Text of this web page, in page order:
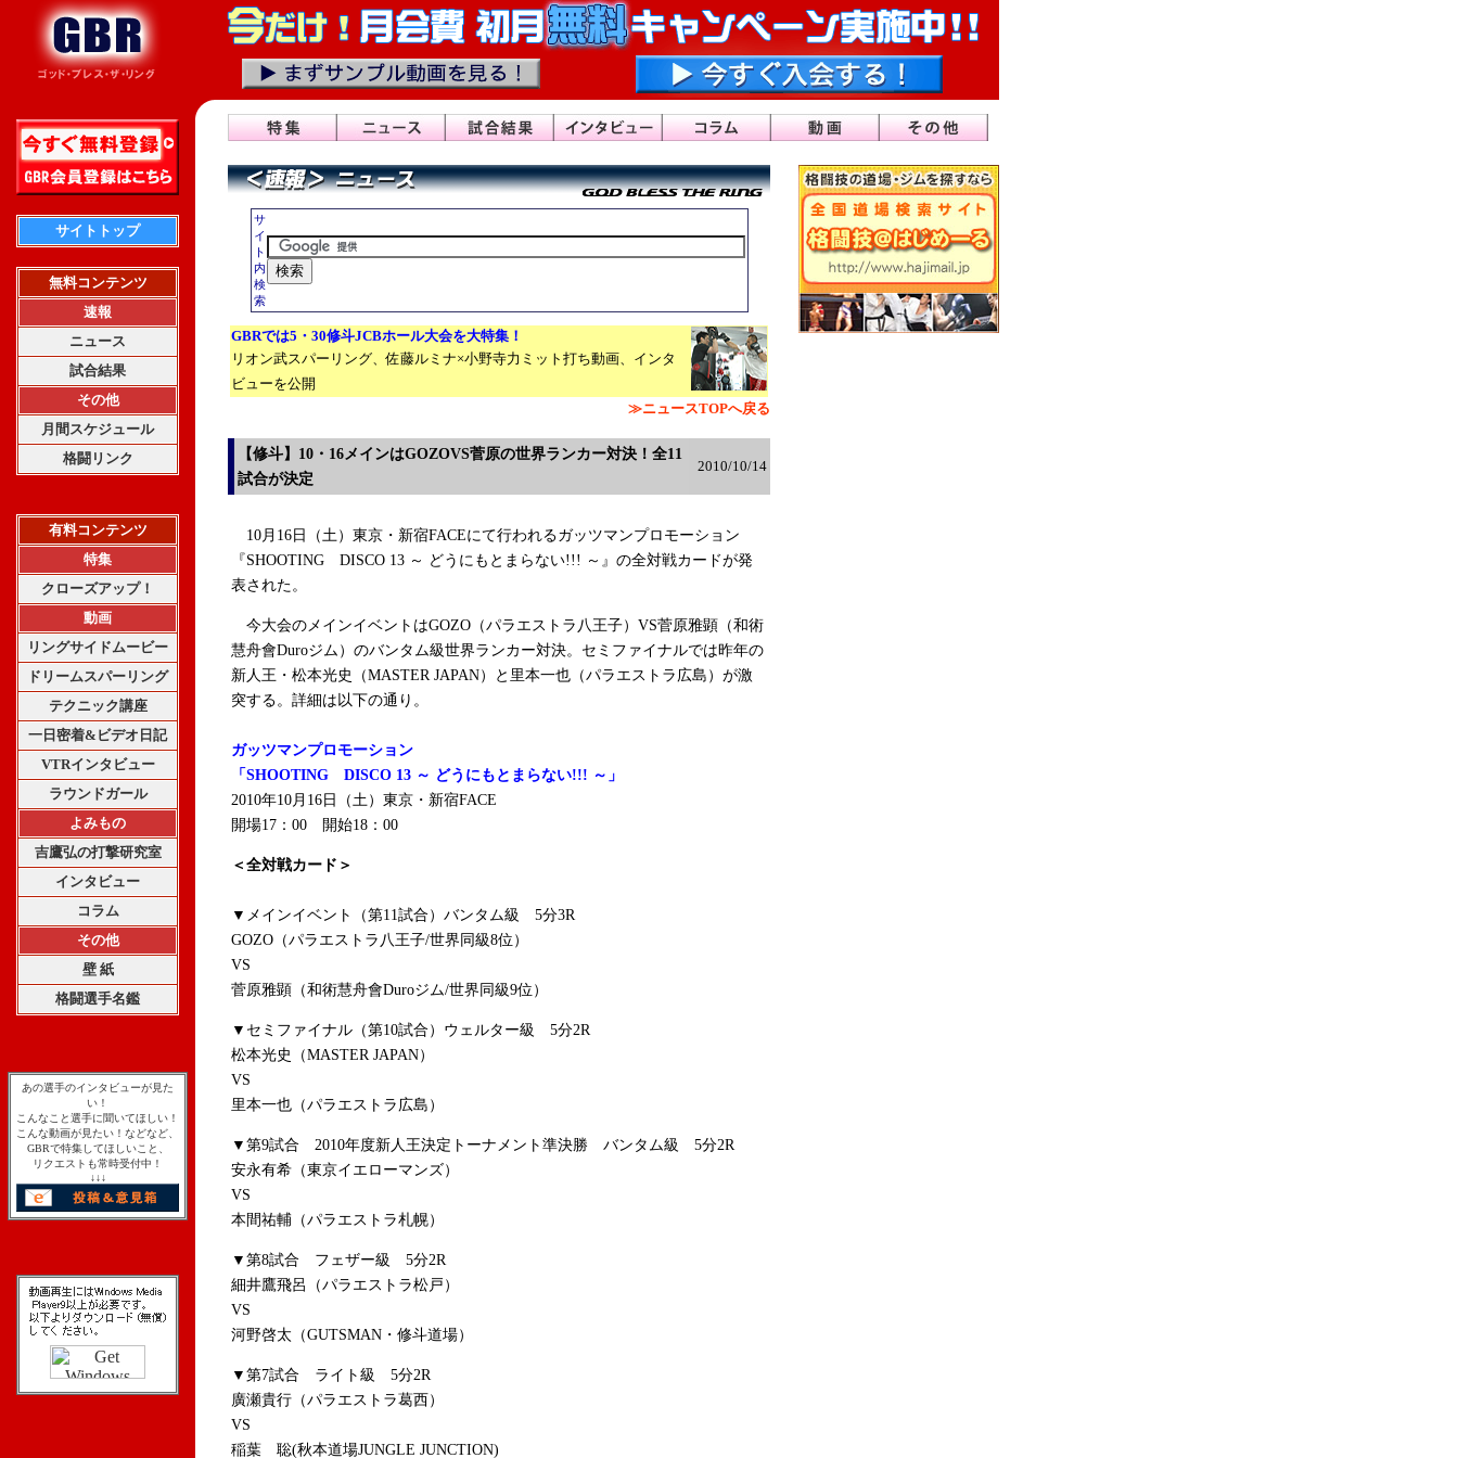
サイトトップ
無料コンテンツ
速報
ニュース
試合結果
その他
月間スケジュール
格闘リンク
有料コンテンツ
特集
クローズアップ！
動画
リングサイドムービー
ドリームスパーリング
テクニック講座
一日密着&ビデオ日記
VTRインタビュー
ラウンドガール
よみもの
吉鷹弘の打撃研究室
インタビュー
コラム
その他
壁 紙
格闘選手名鑑
あの選手のインタビューが見た
い！
こんなこと選手に聞いてほしい！
こんな動画が見たい！などなど、
GBRで特集してほしいこと、
リクエストも常時受付中！
↓↓↓
サ
イ
ト
内
検
索
GBRでは5・30修斗JCBホール大会を大特集！
リオン武スパーリング、佐藤ルミナ×小野寺力ミット打ち動画、インタ
ビューを公開
≫ニュースTOPへ戻る
【修斗】10・16メインはGOZOVS菅原の世界ランカー対決！全11
試合が決定
2010/10/14
10月16日（土）東京・新宿FACEにて行われるガッツマンプロモーション
『SHOOTING DISCO 13 ～ どうにもとまらない!!! ～』の全対戦カードが発
表された。
今大会のメインイベントはGOZO（パラエストラ八王子）VS菅原雅顕（和術
慧舟會Duroジム）のバンタム級世界ランカー対決。セミファイナルでは昨年の
新人王・松本光史（MASTER JAPAN）と里本一也（パラエストラ広島）が激
突する。詳細は以下の通り。
ガッツマンプロモーション
「SHOOTING DISCO 13 ～ どうにもとまらない!!! ～」
2010年10月16日（土）東京・新宿FACE
開場17：00 開始18：00
＜全対戦カード＞
▼メインイベント（第11試合）バンタム級 5分3R
GOZO（パラエストラ八王子/世界同級8位）
VS
菅原雅顕（和術慧舟會Duroジム/世界同級9位）
▼セミファイナル（第10試合）ウェルター級 5分2R
松本光史（MASTER JAPAN）
VS
里本一也（パラエストラ広島）
▼第9試合 2010年度新人王決定トーナメント準決勝 バンタム級 5分2R
安永有希（東京イエローマンズ）
VS
本間祐輔（パラエストラ札幌）
▼第8試合 フェザー級 5分2R
細井鷹飛呂（パラエストラ松戸）
VS
河野啓太（GUTSMAN・修斗道場）
▼第7試合 ライト級 5分2R
廣瀬貴行（パラエストラ葛西）
VS
稲葉 聡(秋本道場JUNGLE JUNCTION)